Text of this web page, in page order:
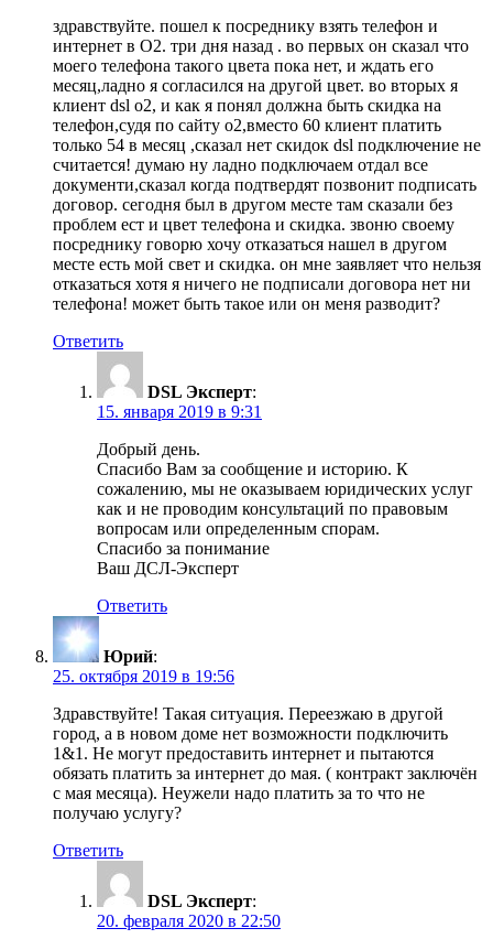
здравствуйте. пошел к посреднику взять телефон и
интернет в O2. три дня назад . во первых он сказал что
моего телефона такого цвета пока нет, и ждать его
месяц,ладно я согласился на другой цвет. во вторых я
клиент dsl o2, и как я понял должна быть скидка на
телефон,судя по сайту о2,вместо 60 клиент платить
только 54 в месяц ,сказал нет скидок dsl подключение не
считается! думаю ну ладно подключаем отдал все
документи,сказал когда подтвердят позвонит подписать
договор. сегодня был в другом месте там сказали без
проблем ест и цвет телефона и скидка. звоню своему
посреднику говорю хочу отказаться нашел в другом
месте есть мой свет и скидка. он мне заявляет что нельзя
отказаться хотя я ничего не подписали договора нет ни
телефона! может быть такое или он меня разводит?
Ответить
DSL Эксперт:
15. января 2019 в 9:31
Добрый день.
Спасибо Вам за сообщение и историю. К
сожалению, мы не оказываем юридических услуг
как и не проводим консультаций по правовым
вопросам или определенным спорам.
Спасибо за понимание
Ваш ДСЛ-Эксперт
Ответить
Юрий:
25. октября 2019 в 19:56
Здравствуйте! Такая ситуация. Переезжаю в другой
город, а в новом доме нет возможности подключить
1&1. Не могут предоставить интернет и пытаются
обязать платить за интернет до мая. ( контракт заключён
с мая месяца). Неужели надо платить за то что не
получаю услугу?
Ответить
DSL Эксперт:
20. февраля 2020 в 22:50